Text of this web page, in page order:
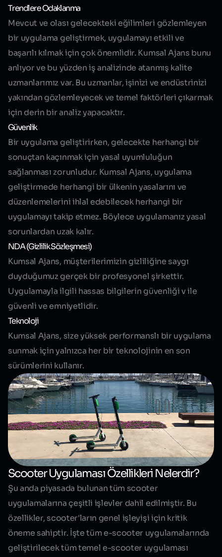
Trendlere Odaklanma
Mevcut ve olası gelecekteki eğilimleri gözlemleyen
bir uygulama geliştirmek, uygulamayı etkili ve
başarılı kılmak için çok önemlidir. Kumsal Ajans bunu
anlıyor ve bu yüzden iş analizinde atanmış kalite
uzmanlarımız var. Bu uzmanlar, işinizi ve endüstrinizi
yakından gözlemleyecek ve temel faktörleri çıkarmak
için derin bir analiz yapacaktır.
Güvenlik
Bir uygulama geliştirirken, gelecekte herhangi bir
sonuçtan kaçınmak için yasal uyumluluğun
sağlanması zorunludur. Kumsal Ajans, uygulama
geliştirmede herhangi bir ülkenin yasalarını ve
düzenlemelerini ihlal edebilecek herhangi bir
uygulamayı takip etmez. Böylece uygulamanız yasal
sorunlardan uzak kalır.
NDA (Gizlilik Sözleşmesi)
Kumsal Ajans, müşterilerimizin gizliliğine saygı
duyduğumuz gerçek bir profesyonel şirkettir.
Uygulamayla ilgili hassas bilgilerin güvenliği v ile
güvenli ve emniyetlidir.
Teknoloji
Kumsal Ajans, size yüksek performanslı bir uygulama
sunmak için yalnızca her bir teknolojinin en son
sürümlerini kullanır.
Scooter Uygulaması Özellikleri Nelerdir?
Şu anda piyasada bulunan tüm scooter
uygulamalarına çeşitli işlevler dahil edilmiştir. Bu
özellikler, scooter'ların genel işleyişi için kritik
öneme sahiptir. İşte tüm e-scooter uygulamalarında
geliştirilecek tüm temel e-scooter uygulaması